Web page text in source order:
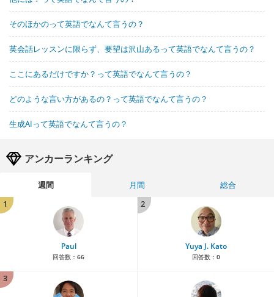
そのほかのって英語でなんて言うの？
英会話レッスンに限らず、要望は沢山あるって英語でなんて言うの？
ここにあるだけですか？って英語でなんて言うの？
どのような言い方があるの？って英語でなんて言うの？
生成AIって英語でなんて言うの？
アンカーランキング
週間 月間
総合
1
Paul
回答数： 66
2
Yuya J. Kato
回答数： 0
3